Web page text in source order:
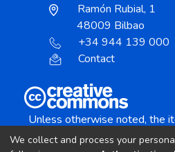
Ramón Rubial, 1
48009 Bilbao
+34 944 139 000
Contact
Unless otherwise noted, the
We collect and process your